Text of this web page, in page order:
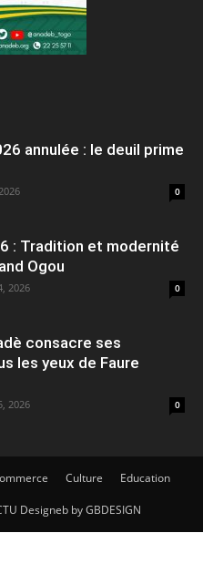
annulée : le deuil prime
0
: Tradition et modernité
Ogou
2026 0
consacre ses
les yeux de Faure
2026 0
Culture Education
Designeb by GBDESIGN